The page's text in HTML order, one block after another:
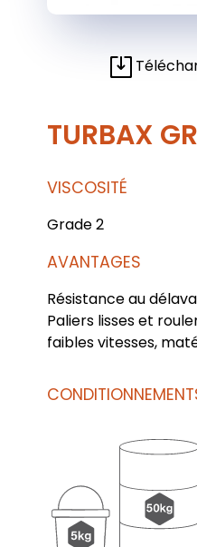
TURBAX
VISCOSITÉ
Grade 2
AVANTAGES
Résistance au
Paliers lisses et
faibles vitesses,